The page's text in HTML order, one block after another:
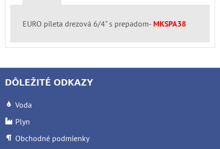
EURO pileta drezová 6/4" s prepadom- MKSPA38
DÔLEŽITÉ ODKAZY
Voda
Plyn
Obchodné podmienky